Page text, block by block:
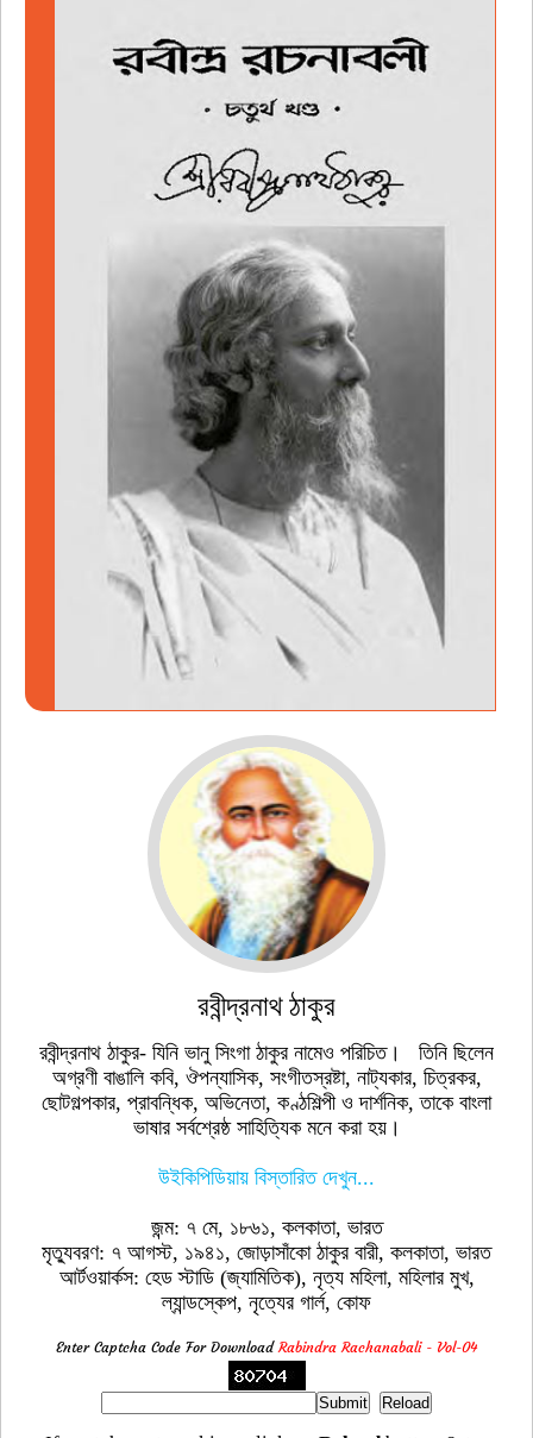
রবীন্দ্রনাথ ঠাকুর
রবীন্দ্রনাথ ঠাকুর- যিনি ভানু সিংগা ঠাকুর নামেও পরিচিত। তিনি ছিলেন
অগ্রণী বাঙালি কবি, ঔপন্যাসিক, সংগীতস্রষ্টা, নাট্যকার, চিত্রকর,
ছোটগল্পকার, প্রাবন্ধিক, অভিনেতা, কণ্ঠশিল্পী ও দার্শনিক, তাকে বাংলা
ভাষার সর্বশ্রেষ্ঠ সাহিত্যিক মনে করা হয়।
উইকিপিডিয়ায় বিস্তারিত দেখুন...
জন্ম: ৭ মে, ১৮৬১, কলকাতা, ভারত
মৃত্যুবরণ: ৭ আগস্ট, ১৯৪১, জোড়াসাঁকো ঠাকুর বারী, কলকাতা, ভারত
আর্টওয়ার্কস: হেড স্টাডি (জ্যামিতিক), নৃত্য মহিলা, মহিলার মুখ,
ল্যান্ডস্কেপ, নৃত্যের গার্ল, কোফ
Enter Captcha Code For DownloadRabindra Rachanabali - Vol-04